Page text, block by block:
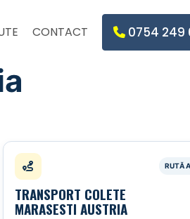
CONTACT 0754 249
TRANSPORT COLETE
MARASESTI AUSTRIA